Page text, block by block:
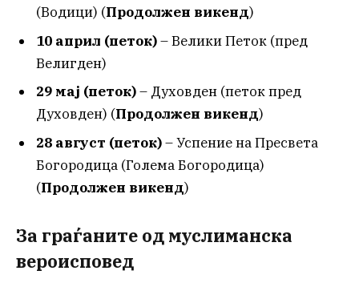
(Водици) (Продолжен викенд)
10 април (петок)– Велики Петок (пред
Велигден)
29 мај (петок)– Духовден (петок пред
Духовден) (Продолжен викенд)
28 август (петок)– Успение на Пресвета
Богородица (Голема Богородица)
(Продолжен викенд)
За граѓаните од муслиманска
вероисповед